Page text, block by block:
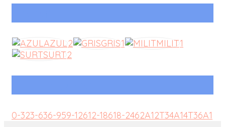
AZUL2 GRIS1 MILIT1
SURT2
0-323-636-959-12612-18618-2462A12T34A14T36A1